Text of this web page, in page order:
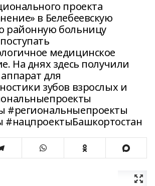
проекта
в Белебеевскую
районную больницу
медицинское
На днях здесь получили
для
зубов взрослых и
#региональныепроекты
#нацпроектыБашкортостан